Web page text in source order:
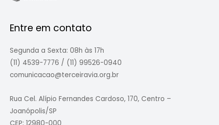
Entre em contato
Segunda a Sexta: 08h às 17h
(11) 4539-7776 / (11) 99526-0940
comunicacao@terceiravia.org.br
Rua Cel. Alípio Fernandes Cardoso, 170, Centro –
Joanópolis/SP